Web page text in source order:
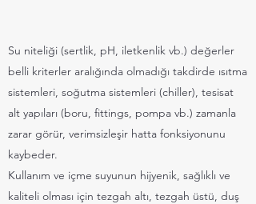
Su niteliği (sertlik, pH, iletkenlik vb.) değerler
belli kriterler aralığında olmadığı takdirde ısıtma
sistemleri, soğutma sistemleri (chiller), tesisat
alt yapıları (boru, fittings, pompa vb.) zamanla
zarar görür, verimsizleşir hatta fonksiyonunu
kaybeder.
Kullanım ve içme suyunun hijyenik, sağlıklı ve
kaliteli olması için tezgah altı, tezgah üstü, duş